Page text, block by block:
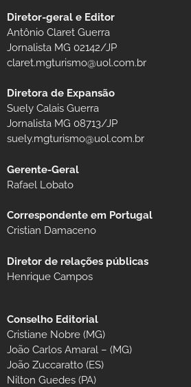
Diretor-geral e Editor
Antônio Claret Guerra
Jornalista MG 02142/JP
claret.mgturismo@uol.com.br
Diretora de Expansão
Suely Calais Guerra
Jornalista MG 08713/JP
suely.mgturismo@uol.com.br
Gerente-Geral
Rafael Lobato
Correspondente em Portugal
Cristian Damaceno
Diretor de relações públicas
Henrique Campos
Conselho Editorial
Cristiane Nobre (MG)
João Carlos Amaral – (MG)
João Zuccaratto (ES)
Nilton Guedes (PA)